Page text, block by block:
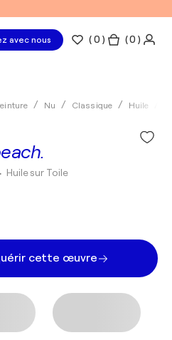
avec nous (0 ) ( 0 )
Nu Classique Huile
• Huile sur Toile
cette œuvre